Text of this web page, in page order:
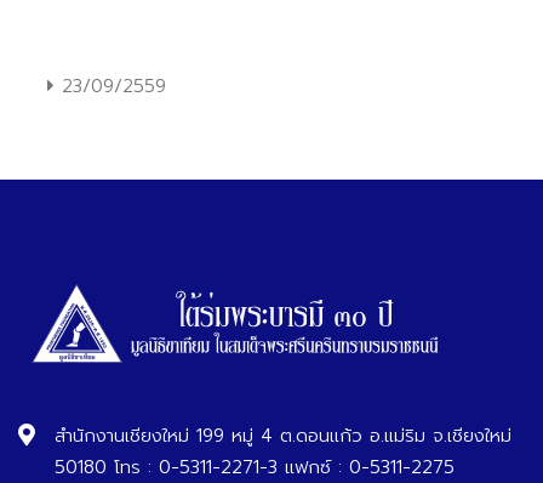
23/09/2559
สำนักงานเชียงใหม่ 199 หมู่ 4 ต.ดอนแก้ว อ.แม่ริม จ.เชียงใหม่
50180 โทร : 0-5311-2271-3 แฟกซ์ : 0-5311-2275